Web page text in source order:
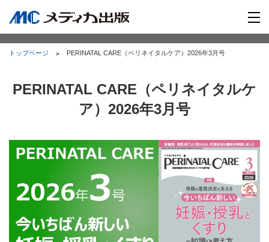
トップページ PERINATAL CARE（ペリネイタルケア）2026年3月号
PERINATAL CARE（ペリネイタルケ
ア）2026年3月号